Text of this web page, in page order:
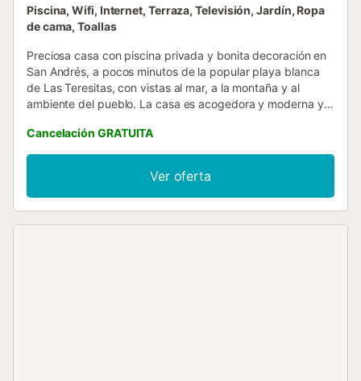
Piscina, Wifi, Internet, Terraza, Televisión, Jardín, Ropa
de cama, Toallas
Preciosa casa con piscina privada y bonita decoración en
San Andrés, a pocos minutos de la popular playa blanca
de Las Teresitas, con vistas al mar, a la montaña y al
ambiente del pueblo. La casa es acogedora y moderna y
senderismo y la playa, nómadas digitales, apta para hasta
4 personas. Esta espectacular casa, cuenta con dos baños
y tres aseos, un salón y cocina totalmente equipada,
Smart TV, equipo de música y CD, y wifi de fibra de 1Gb
en todas las habitaciones. Tiene muchos espacios
Cancelación GRATUITA
Ver oferta